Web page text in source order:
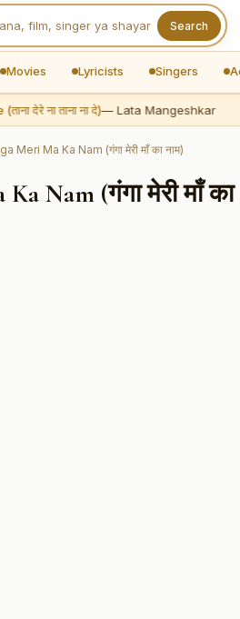
Search
Movies Lyricists Singers
देरे ना ताना ना दे)— Lata Mangeshkar
Meri Ma Ka Nam (गंगा मेरी माँ का नाम)
Nam (गंगा मेरी माँ का